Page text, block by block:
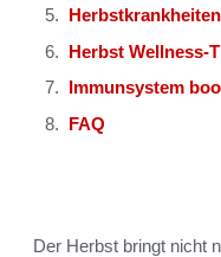
Herbst Wellness-
Immunsystem
FAQ
Der Herbst bringt nicht